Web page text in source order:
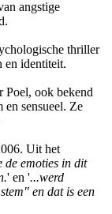
angstige
thriller
en identiteit.
Poel, ook bekend
en sensueel. Ze
Uit het
de emoties in dit
' en '...werd
en dat is een